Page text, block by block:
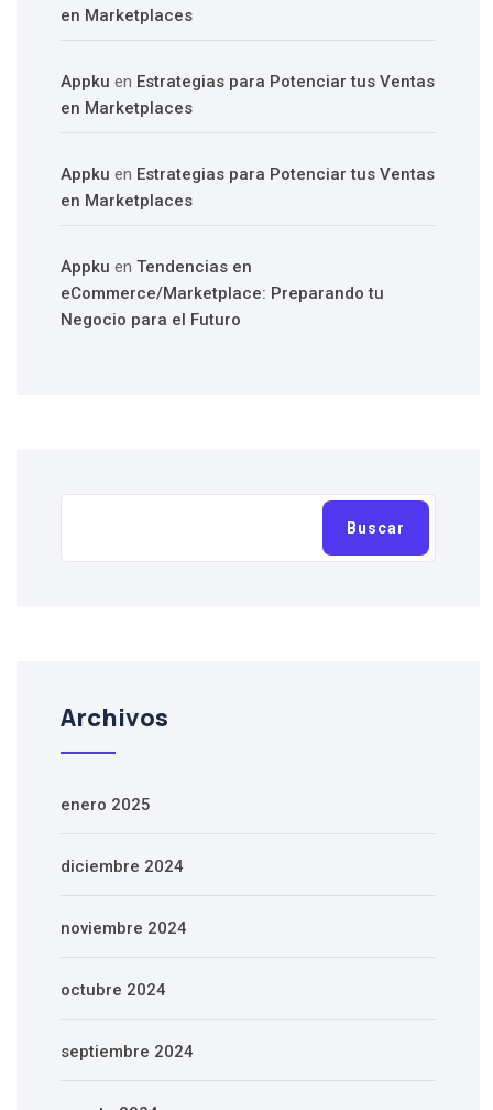
en Marketplaces
Appku en Estrategias para Potenciar tus Ventas
en Marketplaces
Appku en Estrategias para Potenciar tus Ventas
en Marketplaces
Appku en Tendencias en
eCommerce/Marketplace: Preparando tu
Negocio para el Futuro
Buscar
Archivos
enero 2025
diciembre 2024
noviembre 2024
octubre 2024
septiembre 2024